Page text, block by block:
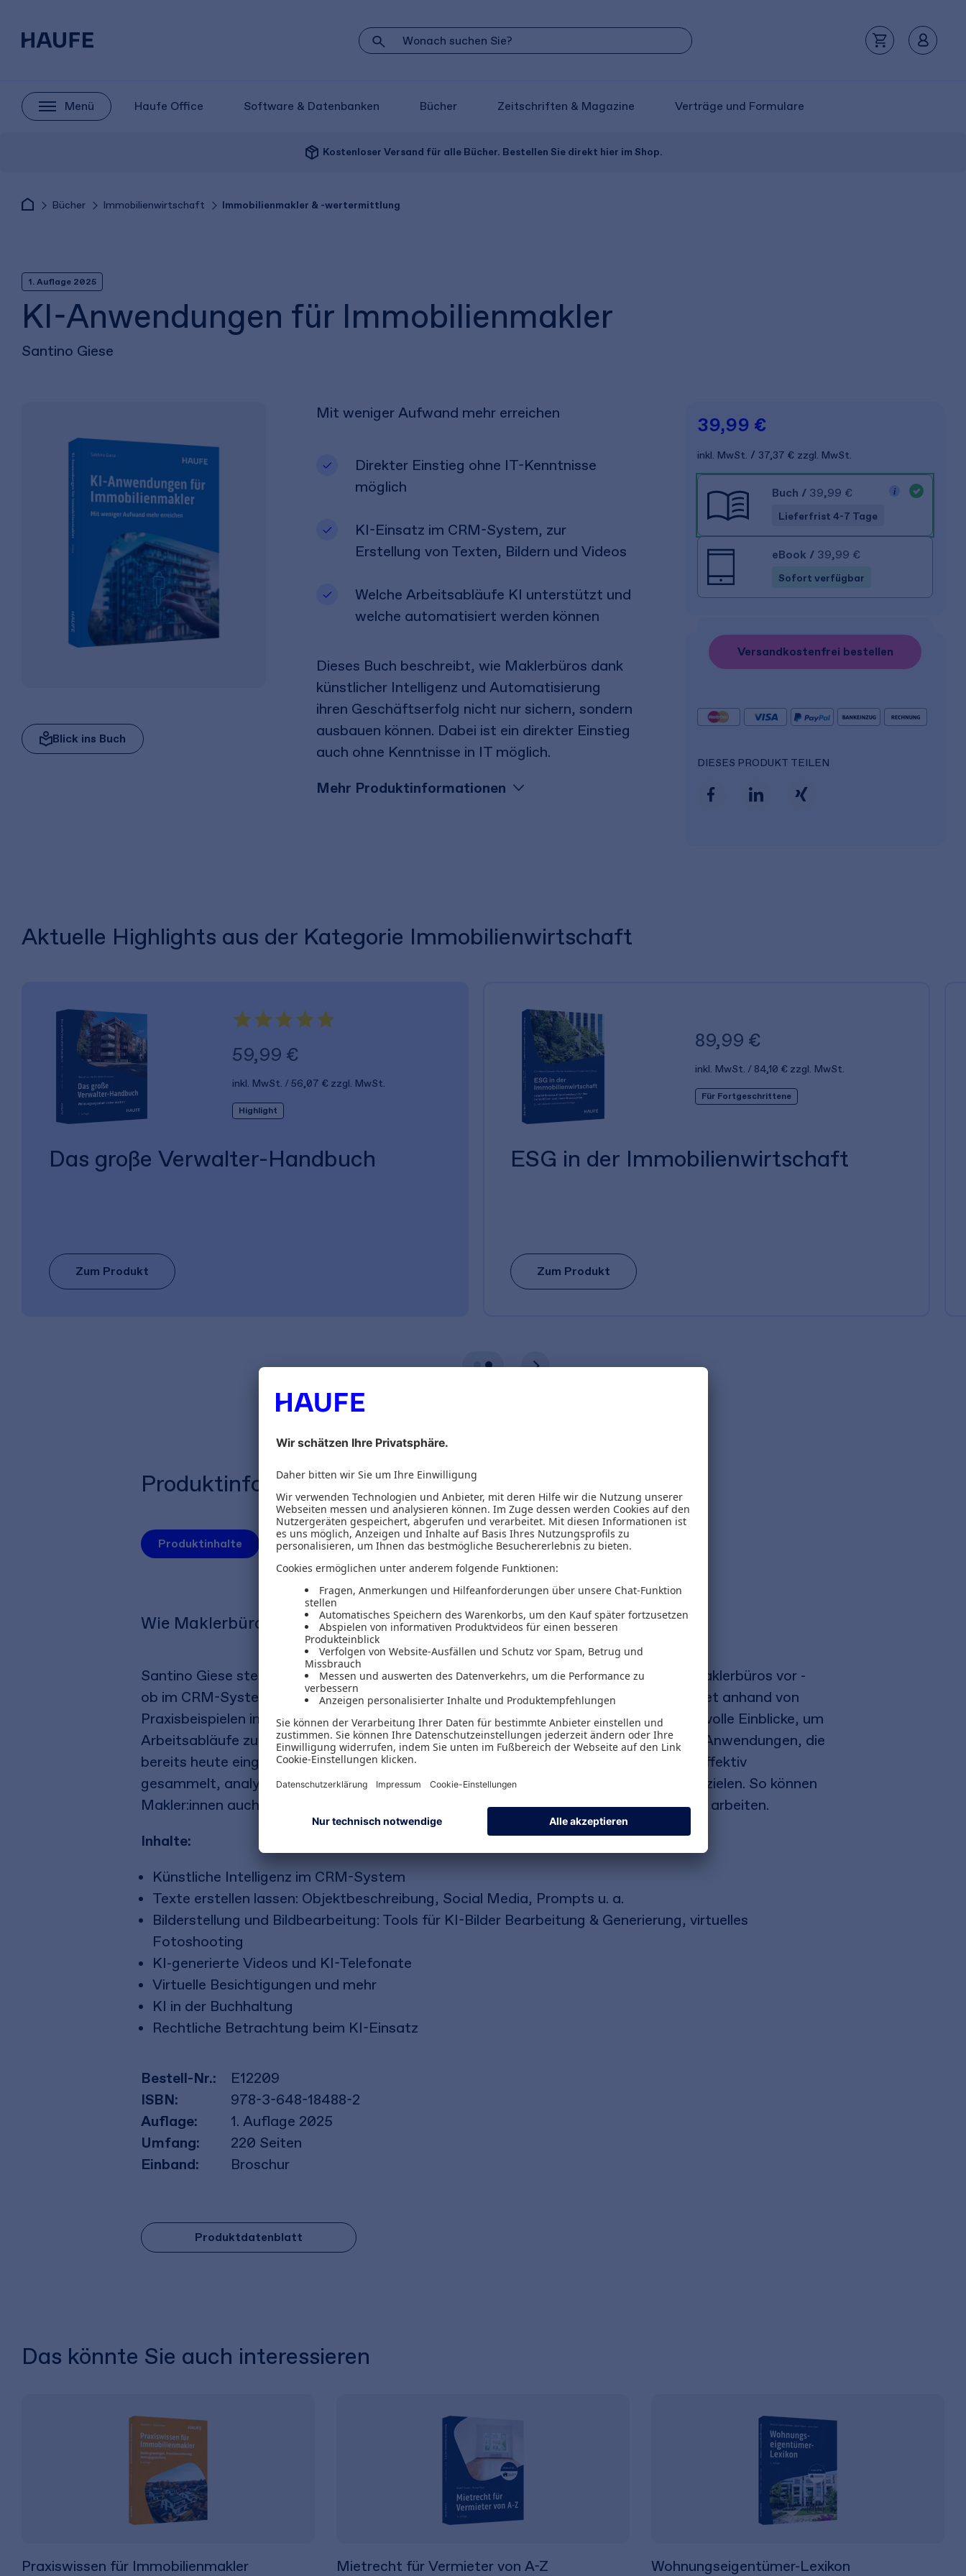
Menü Haufe Office Software & Datenbanken Bücher Zeitschriften & Magazine Verträge und Formulare
package_2 Kostenloser Versand für alle Bücher. Bestellen Sie direkt hier im Shop.
Bücher Immobilienwirtschaft Immobilienmakler & -wertermittlung
1. Auflage 2025
KI-Anwendungen für Immobilienmakler
Santino Giese
Blick ins Buch
Mit weniger Aufwand mehr erreichen
Direkter Einstieg ohne IT-Kenntnisse
möglich
KI-Einsatz im CRM-System, zur
Erstellung von Texten, Bildern und Videos
Welche Arbeitsabläufe KI unterstützt und
welche automatisiert werden können
Dieses Buch beschreibt, wie Maklerbüros dank
künstlicher Intelligenz und Automatisierung
ihren Geschäftserfolg nicht nur sichern, sondern
ausbauen können. Dabei ist ein direkter Einstieg
auch ohne Kenntnisse in IT möglich.
Mehr Produktinformationen
39,99 €
inkl. MwSt. 37,37 € zzgl. MwSt.
Buch / 39,99 €
Lieferfrist 4-7 Tage
eBook / 39,99 €
Sofort verfügbar
Versandkostenfrei bestellen
DIESES PRODUKT TEILEN
Aktuelle Highlights aus der Kategorie Immobilienwirtschaft
59,99 €
inkl. MwSt. 56,07 € zzgl. MwSt.
Highlight
Das große Verwalter-Handbuch
Zum Produkt
89,99 €
inkl. MwSt. 84,10 € zzgl. MwSt.
Für Fortgeschrittene
ESG in der Immobilienwirtschaft
Zum Produkt
Produktinformationen
Produktinhalte Autoren Inhaltsverzeichnis
Wie Maklerbüros von KI profitieren
Santino Giese stellt die Einsatzmöglichkeiten von Künstlicher Intelligenz speziell für Maklerbüros vor -
ob im CRM-System, bei der Texterstellung oder bei Bildern und Videos. Sein Buch bietet anhand von
Praxisbeispielen inspirierende Impulse zur Optimierung von Routineaufgaben und wertvolle Einblicke, um
Arbeitsabläufe zu verbessern und Kosten zu senken. Der Schwerpunkt liegt dabei auf Anwendungen, die
bereits heute eingesetzt werden können. Der Autor geht auch darauf ein, wie Daten effektiv
gesammelt, analysiert und strukturiert werden können, um strategische Vorteile zu erzielen. So können
Makler:innen auch ohne umfangreiche IT-Kenntnisse effektiv und ressourcenschonend arbeiten.
Inhalte:
Künstliche Intelligenz im CRM-System
Texte erstellen lassen: Objektbeschreibung, Social Media, Prompts u. a.
Bilderstellung und Bildbearbeitung: Tools für KI-Bilder Bearbeitung & Generierung, virtuelles
Fotoshooting
KI-generierte Videos und KI-Telefonate
Virtuelle Besichtigungen und mehr
KI in der Buchhaltung
Rechtliche Betrachtung beim KI-Einsatz
Bestell-Nr.:
E12209
ISBN:
978-3-648-18488-2
Auflage:
1. Auflage 2025
Umfang:
220 Seiten
Einband:
Broschur
Produktdatenblatt
Das könnte Sie auch interessieren
Praxiswissen für Immobilienmakler Mietrecht für Vermieter von A-Z Wohnungseigentümer-Lexikon